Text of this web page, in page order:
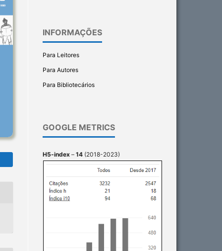
INFORMAÇÕES
Para Leitores
Para Autores
Para Bibliotecários
GOOGLE METRICS
H5-index – 14 (2018-2023)